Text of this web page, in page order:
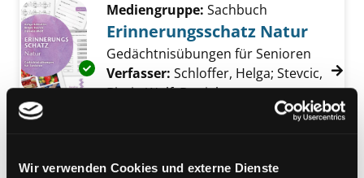
Wir verwenden Cookies und externe Dienste
Exemplar-Details von Erinnerungsschatz
Mediengruppe: Sachbuch
Erinnerungsschatz Natur
Gedächtnisübungen für Senioren
Verfasser: Schloffer, Helga; Stevcic,
Birgit;Wolf, DanielaSuche nach diesem
Wien, Facultas
Mediengruppe:Sachbuch